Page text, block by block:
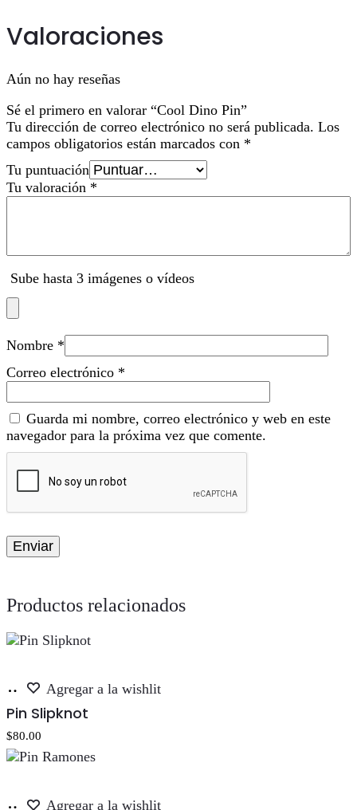
Valoraciones
Aún no hay reseñas
Sé el primero en valorar “Cool Dino Pin”
Tu dirección de correo electrónico no será publicada. Los
campos obligatorios están marcados con *
Tu puntuación
Tu valoración *
Sube hasta 3 imágenes o vídeos
Nombre *
Correo electrónico *
Guarda mi nombre, correo electrónico y web en este
navegador para la próxima vez que comente.
Productos relacionados
Añadir
carrito
Agregar a la wishlit
Pin Slipknot
$80.00
AñadirAgregar a la wishlit